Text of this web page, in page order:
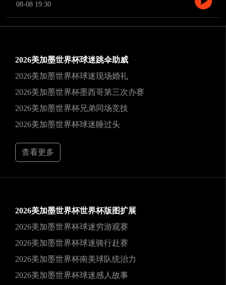
08-08 19:30
2026美加墨世界杯球迷跳伞助威
2026美加墨世界杯球迷现场婚礼
2026美加墨世界杯墨西哥第三次办赛
2026美加墨世界杯兄弟同场竞技
2026美加墨世界杯球迷睡过头
查看更多
2026美加墨世界杯世界杯版图扩展
2026美加墨世界杯球迷穷游观赛
2026美加墨世界杯球迷骑行赴赛
2026美加墨世界杯南美球队统治力
2026美加墨世界杯球迷感人故事